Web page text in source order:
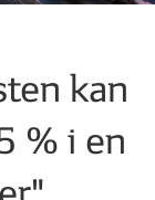
kan
% i en